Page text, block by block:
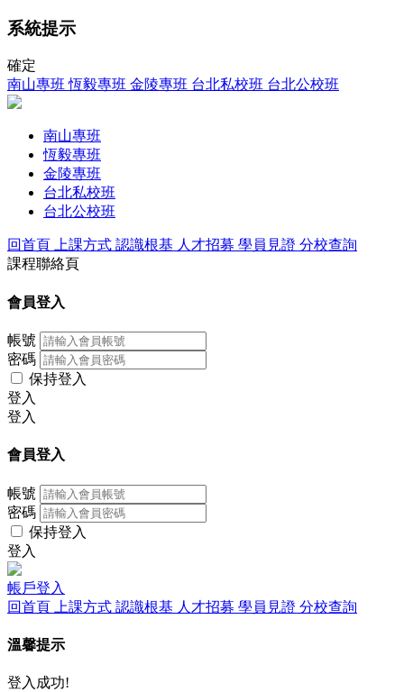
系統提示
確定
南山專班 恆毅專班 金陵專班 台北私校班 台北公校班
南山專班
恆毅專班
金陵專班
台北私校班
台北公校班
回首頁 上課方式 認識根基 人才招募 學員見證 分校查詢
課程聯絡頁
會員登入
帳號
密碼
保持登入
登入
登入
會員登入
帳號
密碼
保持登入
登入
帳戶登入
回首頁
上課方式 認識根基 人才招募 學員見證 分校查詢
溫馨提示
登入成功!